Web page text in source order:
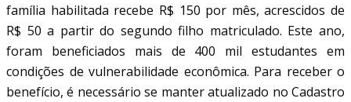
família habilitada recebe R$ 150 por mês, acrescidos de
R$ 50 a partir do segundo filho matriculado. Este ano,
foram beneficiados mais de 400 mil estudantes em
condições de vulnerabilidade econômica. Para receber o
benefício, é necessário se manter atualizado no Cadastro